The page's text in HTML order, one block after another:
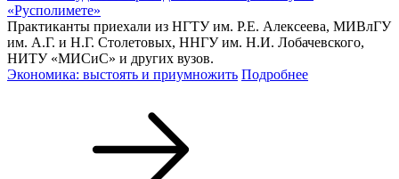
«Русполимете»
Практиканты приехали из НГТУ им. Р.Е. Алексеева, МИВлГУ
им. А.Г. и Н.Г. Столетовых, ННГУ им. Н.И. Лобачевского,
НИТУ «МИСиС» и других вузов.
Экономика: выстоять и приумножить Подробнее